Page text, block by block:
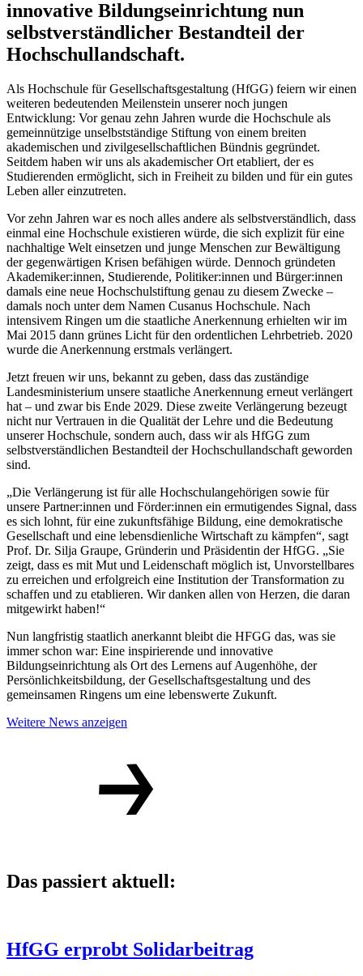
innovative Bildungseinrichtung nun
selbstverständlicher Bestandteil der
Hochschullandschaft.
Als Hochschule für Gesellschaftsgestaltung (HfGG) feiern wir einen
weiteren bedeutenden Meilenstein unserer noch jungen
Entwicklung: Vor genau zehn Jahren wurde die Hochschule als
gemeinnützige unselbstständige Stiftung von einem breiten
akademischen und zivilgesellschaftlichen Bündnis gegründet.
Seitdem haben wir uns als akademischer Ort etabliert, der es
Studierenden ermöglicht, sich in Freiheit zu bilden und für ein gutes
Leben aller einzutreten.
Vor zehn Jahren war es noch alles andere als selbstverständlich, dass
einmal eine Hochschule existieren würde, die sich explizit für eine
nachhaltige Welt einsetzen und junge Menschen zur Bewältigung
der gegenwärtigen Krisen befähigen würde. Dennoch gründeten
Akademiker:innen, Studierende, Politiker:innen und Bürger:innen
damals eine neue Hochschulstiftung genau zu diesem Zwecke –
damals noch unter dem Namen Cusanus Hochschule. Nach
intensivem Ringen um die staatliche Anerkennung erhielten wir im
Mai 2015 dann grünes Licht für den ordentlichen Lehrbetrieb. 2020
wurde die Anerkennung erstmals verlängert.
Jetzt freuen wir uns, bekannt zu geben, dass das zuständige
Landesministerium unsere staatliche Anerkennung erneut verlängert
hat – und zwar bis Ende 2029. Diese zweite Verlängerung bezeugt
nicht nur Vertrauen in die Qualität der Lehre und die Bedeutung
unserer Hochschule, sondern auch, dass wir als HfGG zum
selbstverständlichen Bestandteil der Hochschullandschaft geworden
sind.
„Die Verlängerung ist für alle Hochschulangehörigen sowie für
unsere Partner:innen und Förder:innen ein ermutigendes Signal, dass
es sich lohnt, für eine zukunftsfähige Bildung, eine demokratische
Gesellschaft und eine lebensdienliche Wirtschaft zu kämpfen“, sagt
Prof. Dr. Silja Graupe, Gründerin und Präsidentin der HfGG. „Sie
zeigt, dass es mit Mut und Leidenschaft möglich ist, Unvorstellbares
zu erreichen und erfolgreich eine Institution der Transformation zu
schaffen und zu etablieren. Wir danken allen von Herzen, die daran
mitgewirkt haben!“
Nun langfristig staatlich anerkannt bleibt die HFGG das, was sie
immer schon war: Eine inspirierende und innovative
Bildungseinrichtung als Ort des Lernens auf Augenhöhe, der
Persönlichkeitsbildung, der Gesellschaftsgestaltung und des
gemeinsamen Ringens um eine lebenswerte Zukunft.
Weitere News anzeigen
Das passiert aktuell:
HfGG erprobt Solidarbeitrag